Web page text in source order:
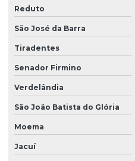
Reduto
São José da Barra
Tiradentes
Senador Firmino
Verdelândia
São João Batista do Glória
Moema
Jacuí